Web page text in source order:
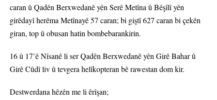
caran û Qadên Berxwedanê yên Serê Metîna û Bêşîlî yên
girêdayî herêma Metînayê 57 caran; bi giştî 627 caran bi çekên
giran, top û obusan hatin bombebarankirin.
16 û 17’ê Nîsanê li ser Qadên Berxwedanê yên Girê Bahar û
Girê Cûdî liv û tevgera helîkopteran bê rawestan dom kir.
Destwerdana hêzên me li êrîşan;